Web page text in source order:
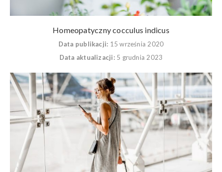
Homeopatyczny cocculus indicus
Data publikacji: 15 września 2020
Data aktualizacji: 5 grudnia 2023